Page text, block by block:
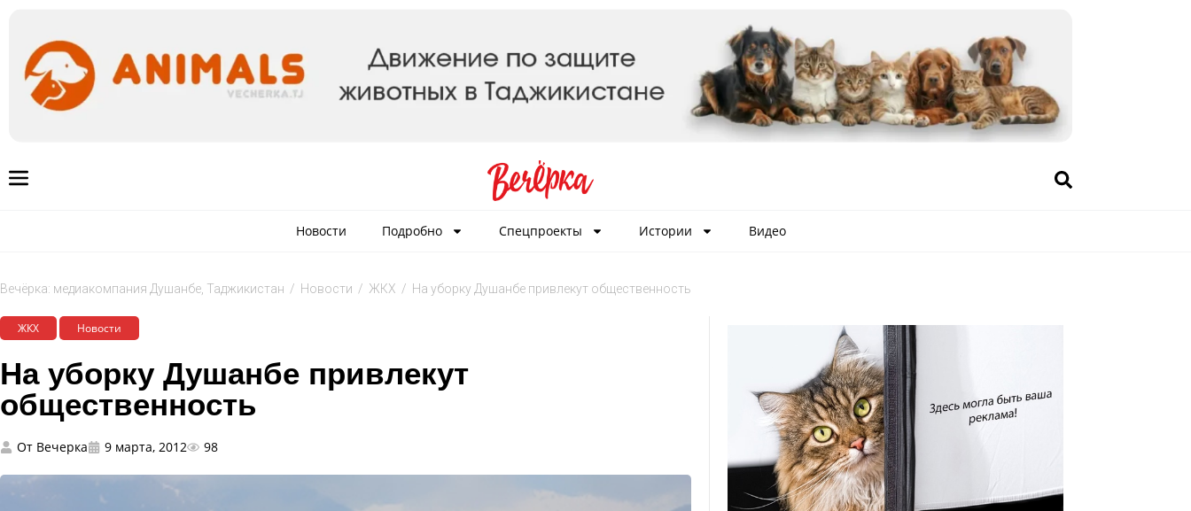
Новости Подробно Спецпроекты Истории Видео
Вечёрка: медиакомпания Душанбе, Таджикистан / Новости / ЖКХ / На уборку Душанбе привлекут общественность
ЖКХ Новости
На уборку Душанбе привлекут
общественность
От Вечерка 9 марта, 2012 98